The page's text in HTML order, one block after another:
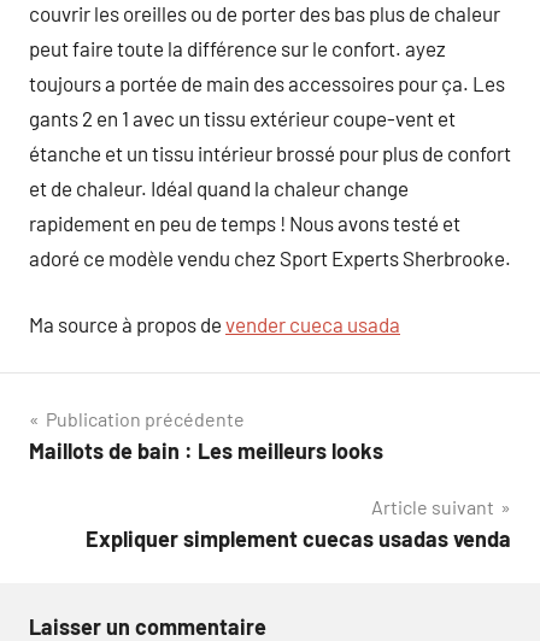
couvrir les oreilles ou de porter des bas plus de chaleur
peut faire toute la différence sur le confort. ayez
toujours a portée de main des accessoires pour ça. Les
gants 2 en 1 avec un tissu extérieur coupe-vent et
étanche et un tissu intérieur brossé pour plus de confort
et de chaleur. Idéal quand la chaleur change
rapidement en peu de temps ! Nous avons testé et
adoré ce modèle vendu chez Sport Experts Sherbrooke.
Ma source à propos de vender cueca usada
Navigation
de
Publication précédente
Maillots de bain : Les meilleurs looks
Article suivant
Expliquer simplement cuecas usadas venda
Laisser un commentaire